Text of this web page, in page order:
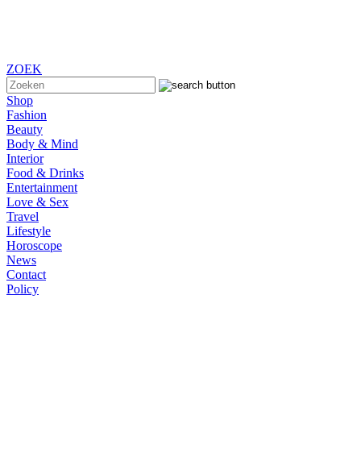
ZOEK
Shop
Fashion
Beauty
Body & Mind
Interior
Food & Drinks
Entertainment
Love & Sex
Travel
Lifestyle
Horoscope
News
Contact
Policy